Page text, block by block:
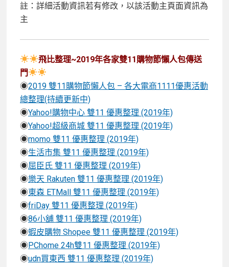
註：詳細活動資訊若有修改，以該活動主頁面資訊為
主
飛比整理~2019年各家雙11購物節懶人包傳送
門
◉2019 雙11購物節懶人包 – 各大電商1111優惠活動
總整理(持續更新中)
◉Yahoo!購物中心 雙11 優惠整理 (2019年)
◉Yahoo!超級商城 雙11 優惠整理 (2019年)
◉momo 雙11 優惠整理 (2019年)
◉生活市集 雙11 優惠整理 (2019年)
◉屈臣氏 雙11 優惠整理 (2019年)
◉樂天 Rakuten 雙11 優惠整理 (2019年)
◉東森 ETMall 雙11 優惠整理 (2019年)
◉friDay 雙11 優惠整理 (2019年)
◉86小舖 雙11 優惠整理 (2019年)
◉蝦皮購物 Shopee 雙11 優惠整理 (2019年)
◉PChome 24h雙11 優惠整理 (2019年)
◉udn買東西 雙11 優惠整理 (2019年)